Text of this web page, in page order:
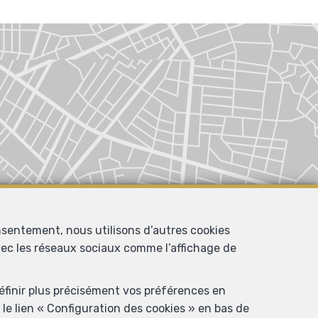
nous utilisons d’autres cookies
les réseaux sociaux comme l’affichage de
plus précisément vos préférences en
lien « Configuration des cookies » en bas de